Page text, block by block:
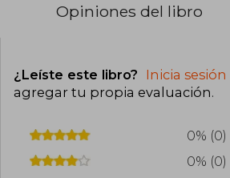
Opiniones del libro
¿Leíste este libro? Inicia sesión
agregar tu propia evaluación.
0% (0)
0% (0)